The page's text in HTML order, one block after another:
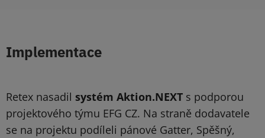
Implementace
Retex nasadil systém Aktion.NEXT s podporou
projektového týmu EFG CZ. Na straně dodavatele
se na projektu podíleli pánové Gatter, Spěšný,